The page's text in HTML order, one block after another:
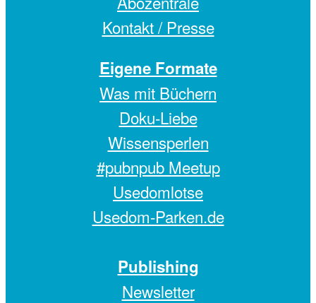
Kontakt / Presse
Eigene Formate
Was mit Büchern
Doku-Liebe
Wissensperlen
#pubnpub Meetup
Usedomlotse
Usedom-Parken.de
Publishing
Newsletter